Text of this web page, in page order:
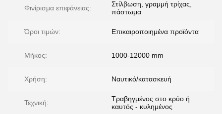
Φινίρισμα επιφάνειας:
Στίλβωση, γραμμή τρίχας,
πάστωμα
Όροι τιμών: Επικαιροποιημένα προϊόντα
Μήκος: 1000-12000 mm
Χρήση: Ναυτικό/κατασκευή
Τεχνική:
Τραβηγμένος στο κρύο ή
καυτός - κυλημένος